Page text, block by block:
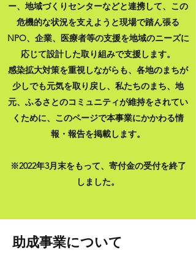
ー、地域づくりセンターなどと連携して、この
危機的な状況を⽀えようと現場で踏ん張る
NPO、企業、医療者等の⽀援を地域のニーズに
応じて設計した取り組みで⽀援します。
感染拡⼤対策を重視しながらも、各地のまちが
少しでも元気を取り戻し、私たちのまち、地
元、ふるさとのコミュニティが維持をされてい
くために、このページで本事業にかかわる情
報・報告を掲載します。
※2022年3月末をもって、寄付金の受付を終了
しました。
助成事業について